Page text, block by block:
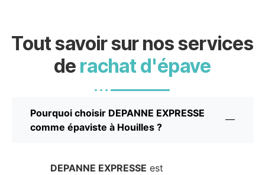
Tout savoir sur nos services
de rachat d'épave
Pourquoi choisir DEPANNE EXPRESSE
comme épaviste à Houilles ?
DEPANNE EXPRESSE est